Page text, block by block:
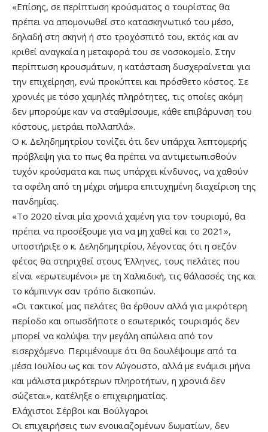
«Επίσης, σε περίπτωση κρούσματος ο τουρίστας θα
πρέπει να απομονωθεί στο κατασκηνωτικό του μέσο,
δηλαδή στη σκηνή ή στο τροχόσπιτό του, εκτός και αν
κριθεί αναγκαία η μεταφορά του σε νοσοκομείο. Στην
περίπτωση κρουσμάτων, η κατάσταση δυσχεραίνεται για
την επιχείρηση, ενώ προκύπτει και πρόσθετο κόστος. Σε
χρονιές με τόσο χαμηλές πληρότητες, τις οποίες ακόμη
δεν μπορούμε καν να σταθμίσουμε, κάθε επιβάρυνση του
κόστους, μετράει πολλαπλά».
Ο κ. Δεληδημητρίου τονίζει ότι δεν υπάρχει λεπτομερής
πρόβλεψη για το πως θα πρέπει να αντιμετωπισθούν
τυχόν κρούσματα και πως υπάρχει κίνδυνος, να χαθούν
τα οφέλη από τη μέχρι σήμερα επιτυχημένη διαχείριση της
πανδημίας.
«Το 2020 είναι μία χρονιά χαμένη για τον τουρισμό, θα
πρέπει να προσέξουμε για να μη χαθεί και το 2021»,
υποστήριξε ο κ. Δεληδημητρίου, λέγοντας ότι η σεζόν
φέτος θα στηριχθεί στους Έλληνες, τους πελάτες που
είναι «ερωτευμένοι» με τη Χαλκιδική, τις θάλασσές της και
το κάμπινγκ σαν τρόπο διακοπών.
«Οι τακτικοί μας πελάτες θα έρθουν αλλά για μικρότερη
περίοδο και οπωσδήποτε ο εσωτερικός τουρισμός δεν
μπορεί να καλύψει την μεγάλη απώλεια από τον
εισερχόμενο. Περιμένουμε ότι θα δουλέψουμε από τα
μέσα Ιουλίου ως και τον Αύγουστο, αλλά με ενάμισι μήνα
και μάλιστα μικρότερων πληροτήτων, η χρονιά δεν
σώζεται», κατέληξε ο επιχειρηματίας.
Ελάχιστοι Σέρβοι και Βούλγαροι
Οι επιχειρήσεις των ενοικιαζομένων δωματίων, δεν